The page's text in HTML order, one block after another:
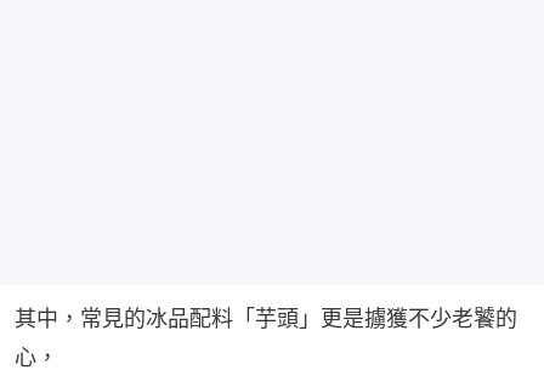
其中，常見的冰品配料「芋頭」更是擄獲不少老饕的
心，